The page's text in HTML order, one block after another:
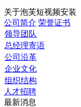
关于泡芙短视频安装
公司简介 荣誉证书
领导团队
总经理寄语
公司沿革
企业文化
组织结构
人才招聘
最新消息